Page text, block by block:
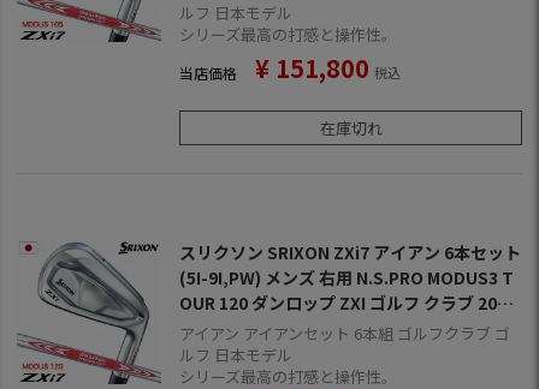
4年11月9日発売
ルフ 日本モデル
シリーズ最高の打感と操作性。
当店価格 ¥ 151,800 税込
在庫切れ
スリクソン SRIXON ZXi7 アイアン 6本セット
(5I-9I,PW) メンズ 右用 N.S.PRO MODUS3 T
OUR 120 ダンロップ ZXI ゴルフ クラブ 2025
年モデル 日本正規品 2024年11月9日発売
アイアン アイアンセット 6本組 ゴルフクラブ ゴ
ルフ 日本モデル
シリーズ最高の打感と操作性。